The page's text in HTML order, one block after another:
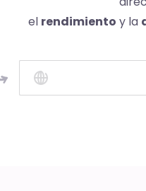
los
servicios
de
el rendimiento y la